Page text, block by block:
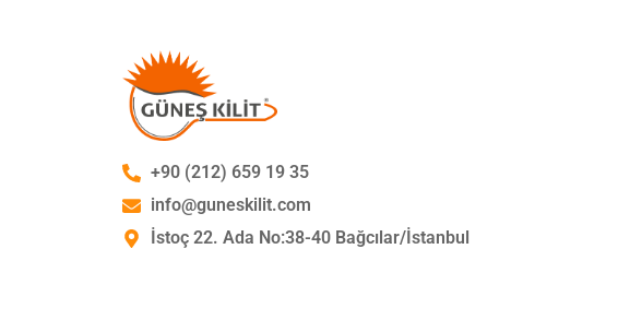
+90 (212) 659 19 35
info@guneskilit.com
İstoç 22. Ada No:38-40 Bağcılar/İstanbul